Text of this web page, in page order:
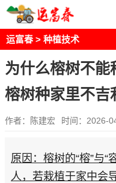
运富春 > 种植技术
为什么榕树不
榕树种家里不吉
作者：陈建宏 时间：2026-
原因：榕树的“榕”与“
人，若栽植于家中会